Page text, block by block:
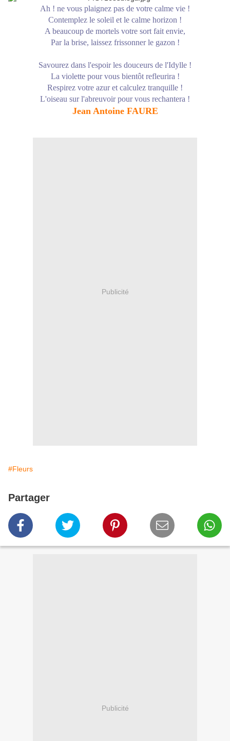
Ah ! ne vous plaignez pas de votre calme vie !
Contemplez le soleil et le calme horizon !
A beaucoup de mortels votre sort fait envie,
Par la brise, laissez frissonner le gazon !
Savourez dans l'espoir les douceurs de l'Idylle !
La violette pour vous bientôt refleurira !
Respirez votre azur et calculez tranquille !
L'oiseau sur l'abreuvoir pour vous rechantera !
Jean Antoine FAURE
Publicité
#Fleurs
Partager
Publicité